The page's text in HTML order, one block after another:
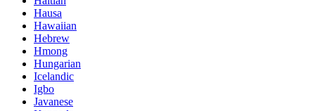
Hausa
Hawaiian
Hebrew
Hmong
Hungarian
Icelandic
Igbo
Javanese